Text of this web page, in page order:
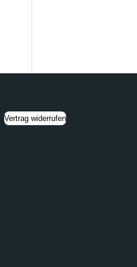
Vertrag widerrufen